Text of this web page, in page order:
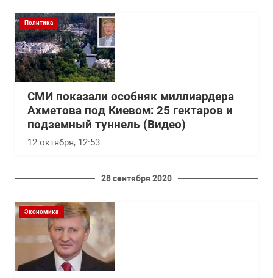
Политика
СМИ показали особняк миллиардера
Ахметова под Киевом: 25 гектаров и
подземный туннель (Видео)
12 октября, 12:53
28 сентября 2020
Экономика